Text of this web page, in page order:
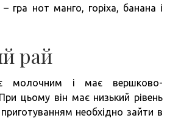
гра нот манго, горіха, банана і
рай
молочним і має вершково-
цьому він має низький рівень
необхідно зайти в